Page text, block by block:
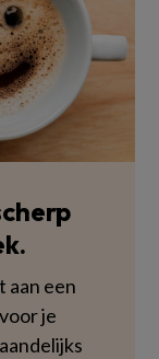
aan een
je